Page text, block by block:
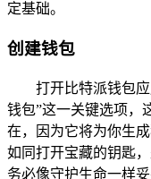
定基础。
创建钱包
打开比特派钱包
钱包”这一关键选项，
在，因为它将为你生
如同打开宝藏的钥匙
务必像守护生命一样